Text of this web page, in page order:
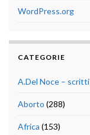
WordPress.org
CATEGORIE
A.Del Noce – scritti
Aborto (288)
Africa (153)